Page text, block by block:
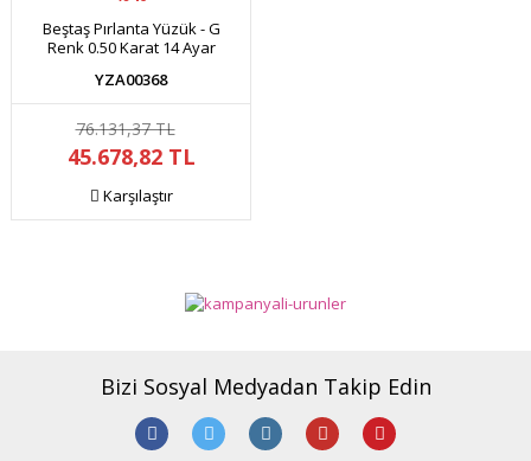
Beştaş Pırlanta Yüzük - G
Renk 0.50 Karat 14 Ayar
YZA00368
76.131,37 TL
45.678,82 TL
Karşılaştır
Bizi Sosyal Medyadan Takip Edin